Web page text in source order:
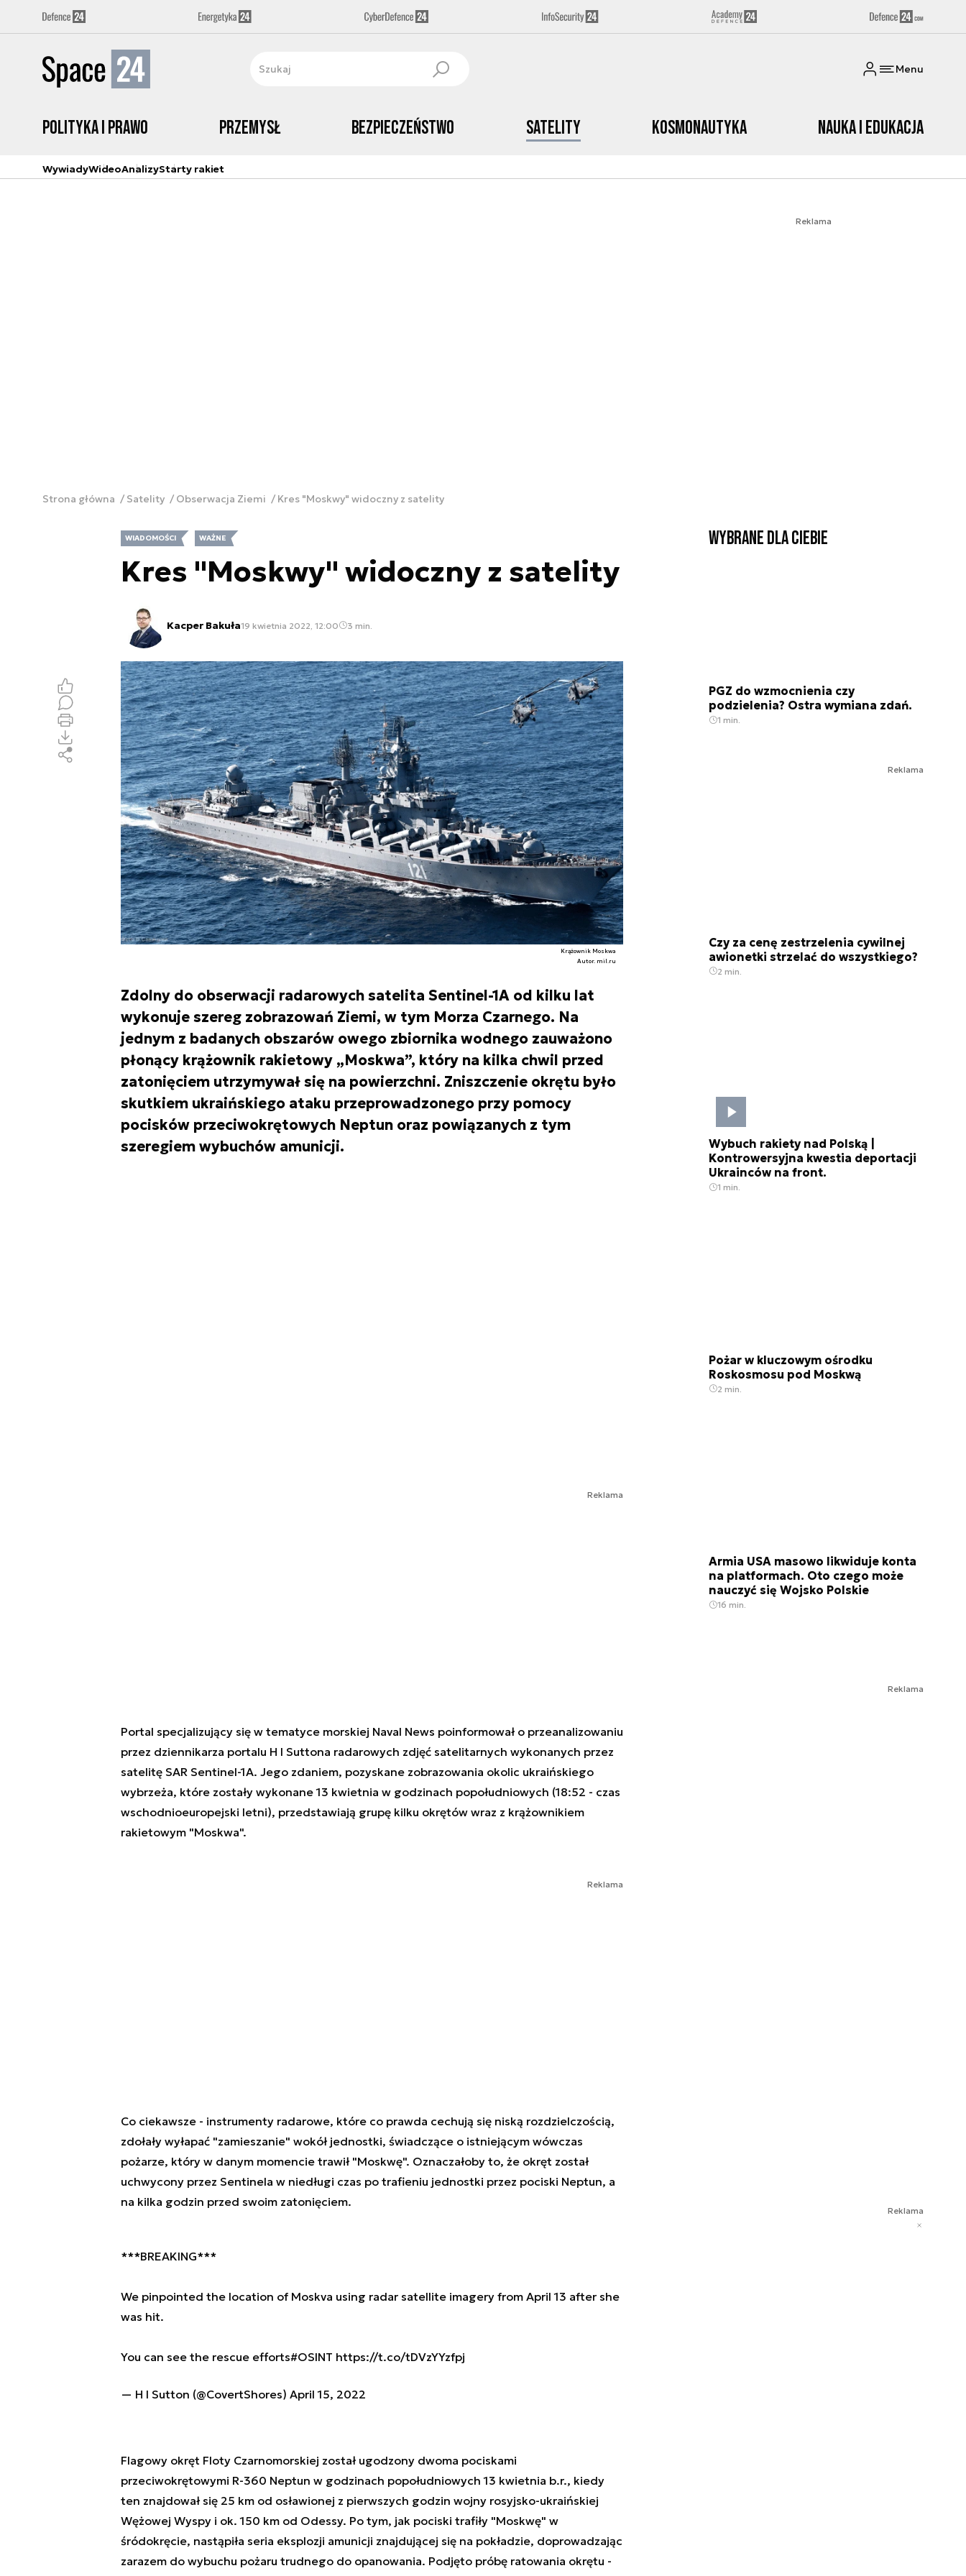
Menu
Polityka i prawo Przemysł Bezpieczeństwo Satelity Kosmonautyka Nauka i edukacja
WywiadyWideoAnalizyStarty rakiet
Reklama
Strona główna Satelity Obserwacja Ziemi Kres "Moskwy" widoczny z satelity
WIADOMOŚCI WAŻNE
Kres "Moskwy" widoczny z satelity
Kacper Bakuła19 kwietnia 2022, 12:00 3 min.
Krążownik Moskwa
Autor. mil.ru
Zdolny do obserwacji radarowych satelita Sentinel-1A od kilku lat
wykonuje szereg zobrazowań Ziemi, w tym Morza Czarnego. Na
jednym z badanych obszarów owego zbiornika wodnego zauważono
płonący krążownik rakietowy „Moskwa”, który na kilka chwil przed
zatonięciem utrzymywał się na powierzchni. Zniszczenie okrętu było
skutkiem ukraińskiego ataku przeprowadzonego przy pomocy
pocisków przeciwokrętowych Neptun oraz powiązanych z tym
szeregiem wybuchów amunicji.
Reklama
Portal specjalizujący się w tematyce morskiej Naval News poinformował o przeanalizowaniu
przez dziennikarza portalu H I Suttona radarowych zdjęć satelitarnych wykonanych przez
satelitę SAR Sentinel-1A. Jego zdaniem, pozyskane zobrazowania okolic ukraińskiego
wybrzeża, które zostały wykonane 13 kwietnia w godzinach popołudniowych (18:52 - czas
wschodnioeuropejski letni), przedstawiają grupę kilku okrętów wraz z krążownikiem
rakietowym "Moskwa".
Reklama
Co ciekawsze - instrumenty radarowe, które co prawda cechują się niską rozdzielczością,
zdołały wyłapać "zamieszanie" wokół jednostki, świadczące o istniejącym wówczas
pożarze, który w danym momencie trawił "Moskwę". Oznaczałoby to, że okręt został
uchwycony przez Sentinela w niedługi czas po trafieniu jednostki przez pociski Neptun, a
na kilka godzin przed swoim zatonięciem.
***BREAKING***
We pinpointed the location of Moskva using radar satellite imagery from April 13 after she
was hit.
You can see the rescue efforts#OSINT https://t.co/tDVzYYzfpj
— H I Sutton (@CovertShores) April 15, 2022
Flagowy okręt Floty Czarnomorskiej został ugodzony dwoma pociskami
przeciwokrętowymi R-360 Neptun w godzinach popołudniowych 13 kwietnia b.r., kiedy
ten znajdował się 25 km od osławionej z pierwszych godzin wojny rosyjsko-ukraińskiej
Wężowej Wyspy i ok. 150 km od Odessy. Po tym, jak pociski trafiły "Moskwę" w
śródokręcie, nastąpiła seria eksplozji amunicji znajdującej się na pokładzie, doprowadzając
zarazem do wybuchu pożaru trudnego do opanowania. Podjęto próbę ratowania okrętu -
Wybrane dla Ciebie
PGZ do wzmocnienia czy
podzielenia? Ostra wymiana zdań.
1 min.
Reklama
Czy za cenę zestrzelenia cywilnej
awionetki strzelać do wszystkiego?
2 min.
Wybuch rakiety nad Polską |
Kontrowersyjna kwestia deportacji
Ukrainców na front.
1 min.
Pożar w kluczowym ośrodku
Roskosmosu pod Moskwą
2 min.
Armia USA masowo likwiduje konta
na platformach. Oto czego może
nauczyć się Wojsko Polskie
16 min.
Reklama
Reklama